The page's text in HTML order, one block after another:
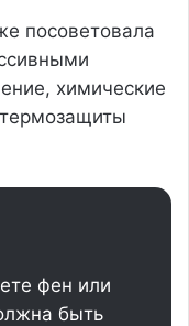
посоветовала
химические
фен или
быть